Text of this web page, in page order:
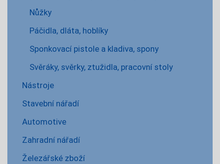
Nůžky
Páčidla, dláta, hoblíky
Sponkovací pistole a kladiva, spony
Svěráky, svěrky, ztužidla, pracovní stoly
Nástroje
Stavební nářadí
Automotive
Zahradní nářadí
Železářské zboží